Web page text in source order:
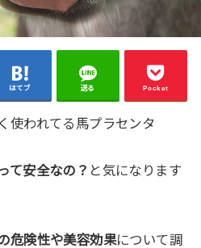
はてブ 送る Pocket
使われてる馬プラセンタ
て安全なの？ と気になります
危険性や美容効果について調